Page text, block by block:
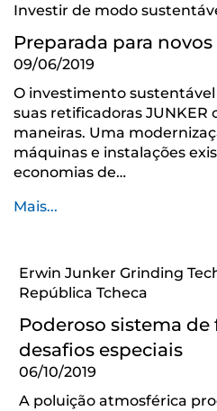
Investir de modo
Preparada para
09/06/2019
O investimento sustentável
suas retificadoras JUNKER
maneiras. Uma
máquinas e instalações
economias de…
Mais...
Erwin Junker Grinding
República Tcheca
Poderoso sistema de
desafios especiais
06/10/2019
A poluição atmosférica